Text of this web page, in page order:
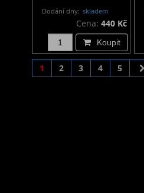
Dodání dny: skladem
Cena: 440 Kč
Koupit
1 2 3 4 5